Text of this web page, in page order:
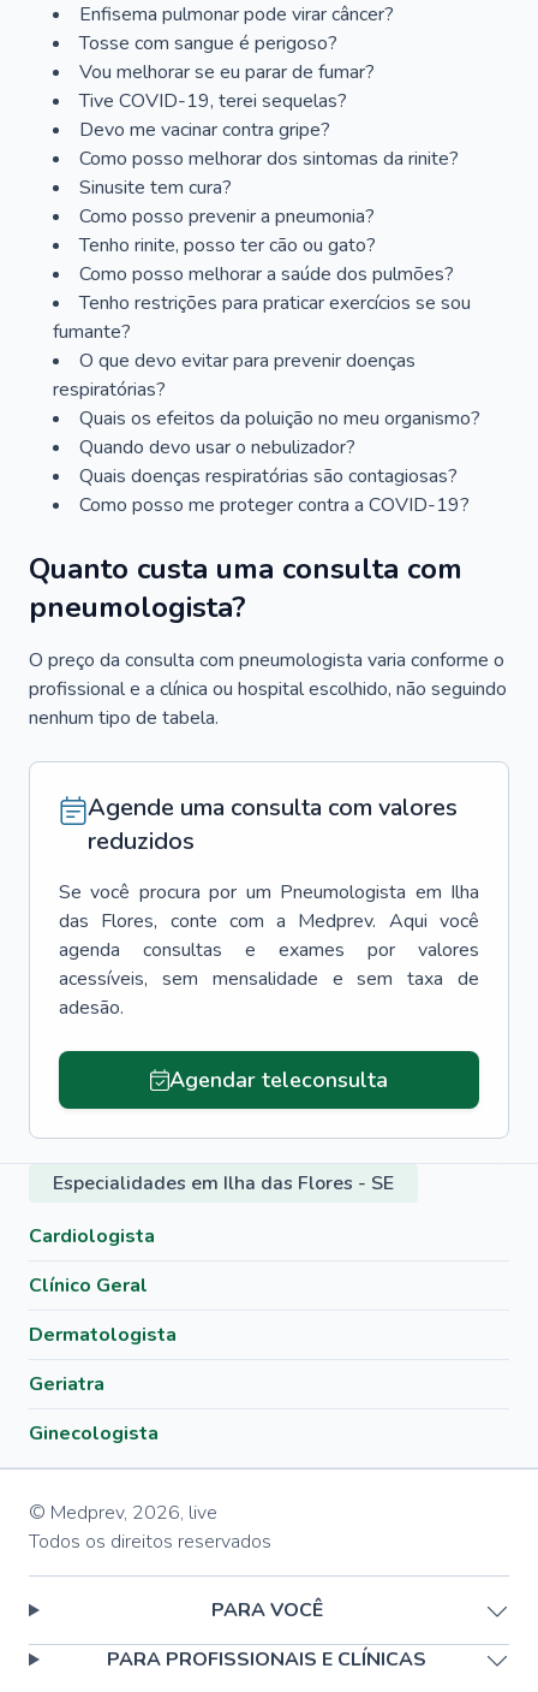
Enfisema pulmonar pode virar câncer?
Tosse com sangue é perigoso?
Vou melhorar se eu parar de fumar?
Tive COVID-19, terei sequelas?
Devo me vacinar contra gripe?
Como posso melhorar dos sintomas da rinite?
Sinusite tem cura?
Como posso prevenir a pneumonia?
Tenho rinite, posso ter cão ou gato?
Como posso melhorar a saúde dos pulmões?
Tenho restrições para praticar exercícios se sou
fumante?
O que devo evitar para prevenir doenças
respiratórias?
Quais os efeitos da poluição no meu organismo?
Quando devo usar o nebulizador?
Quais doenças respiratórias são contagiosas?
Como posso me proteger contra a COVID-19?
Quanto custa uma consulta com
pneumologista?
O preço da consulta com pneumologista varia conforme o
profissional e a clínica ou hospital escolhido, não seguindo
nenhum tipo de tabela.
Agende uma consulta com valores
reduzidos
Se você procura por um Pneumologista em Ilha
das Flores, conte com a Medprev. Aqui você
agenda consultas e exames por valores
acessíveis, sem mensalidade e sem taxa de
adesão.
Agendar teleconsulta
Especialidades em Ilha das Flores - SE
Cardiologista
Clínico Geral
Dermatologista
Geriatra
Ginecologista
© Medprev, 2026, live
Todos os direitos reservados
PARA VOCÊ
PARA PROFISSIONAIS E CLÍNICAS